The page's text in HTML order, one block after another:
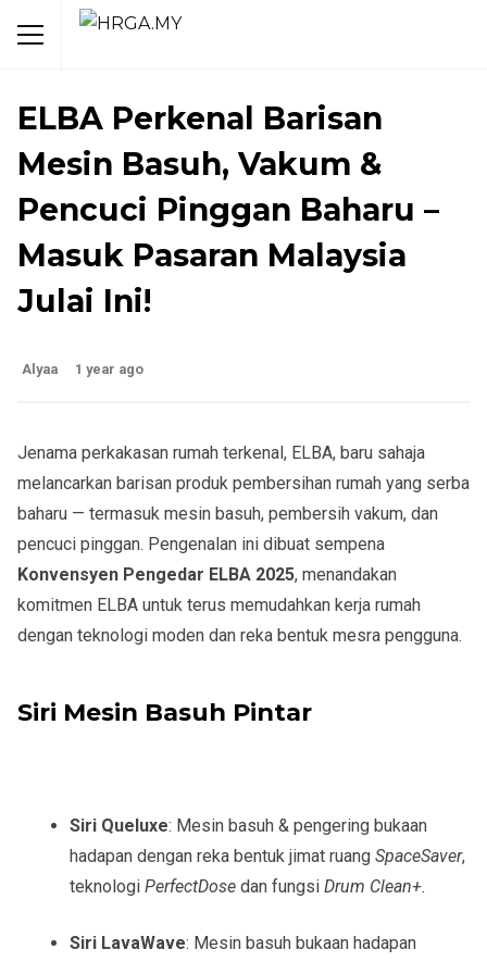
ELBA Perkenal Barisan
Mesin Basuh, Vakum &
Pencuci Pinggan Baharu –
Masuk Pasaran Malaysia
Julai Ini!
Alyaa 1 year ago
Jenama perkakasan rumah terkenal, ELBA, baru sahaja
melancarkan barisan produk pembersihan rumah yang serba
baharu — termasuk mesin basuh, pembersih vakum, dan
pencuci pinggan. Pengenalan ini dibuat sempena
Konvensyen Pengedar ELBA 2025, menandakan
komitmen ELBA untuk terus memudahkan kerja rumah
dengan teknologi moden dan reka bentuk mesra pengguna.
Siri Mesin Basuh Pintar
Siri Queluxe: Mesin basuh & pengering bukaan
hadapan dengan reka bentuk jimat ruang SpaceSaver,
teknologi PerfectDose dan fungsi Drum Clean+.
Siri LavaWave: Mesin basuh bukaan hadapan